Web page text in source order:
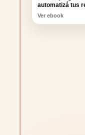
Ver ebook